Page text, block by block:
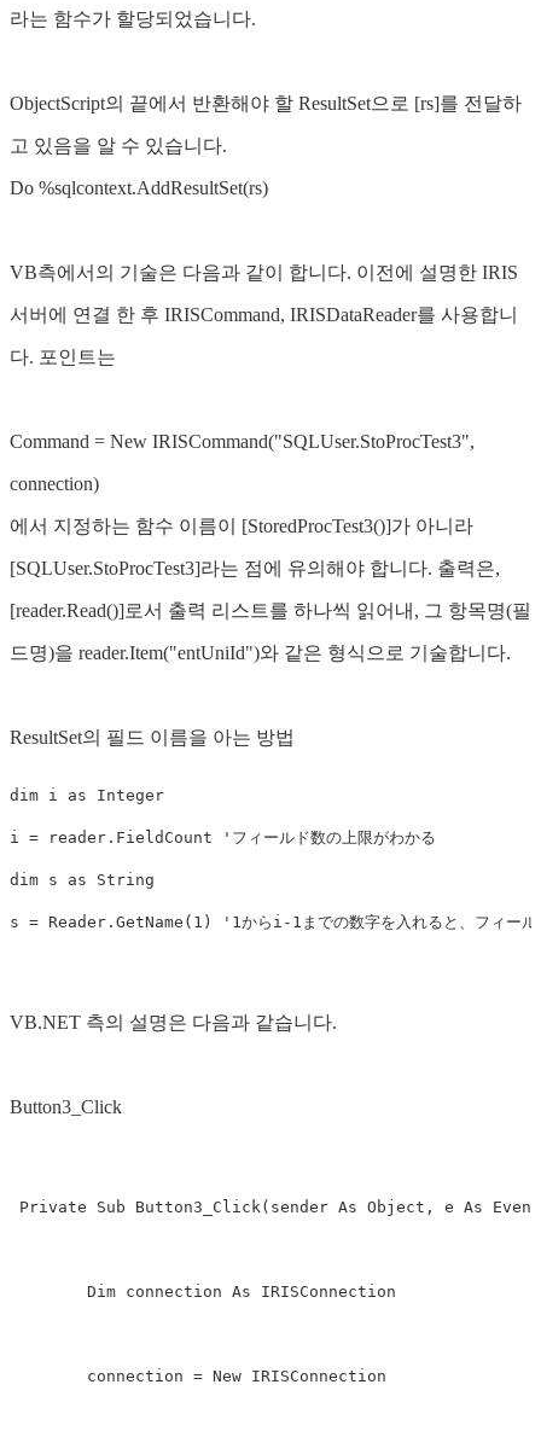
라는 함수가 할당되었습니다.
ObjectScript의 끝에서 반환해야 할 ResultSet으로 [rs]를 전달하
고 있음을 알 수 있습니다.
Do %sqlcontext.AddResultSet(rs)
VB측에서의 기술은 다음과 같이 합니다. 이전에 설명한 IRIS
서버에 연결 한 후 IRISCommand, IRISDataReader를 사용합니
다. 포인트는
Command = New IRISCommand("SQLUser.StoProcTest3",
connection)
에서 지정하는 함수 이름이 [StoredProcTest3()]가 아니라
[SQLUser.StoProcTest3]라는 점에 유의해야 합니다. 출력은,
[reader.Read()]로서 출력 리스트를 하나씩 읽어내, 그 항목명(필
드명)을 reader.Item("entUniId")와 같은 형식으로 기술합니다.
ResultSet의 필드 이름을 아는 방법
dim i as Integer
i = reader . FieldCount 'フィールド数の上限がわかる
dim s as String
s = Reader . GetName ( 1 ) '1からi-1までの数字を入れると、フィール
VB.NET 측의 설명은 다음과 같습니다.
Button3_Click
Private Sub Button3_Click( sender As Object , e As
Dim connection As IRISConnection
connection = New IRISConnection